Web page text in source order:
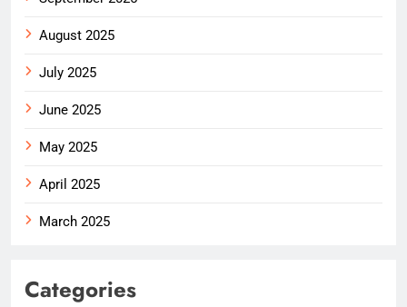
August 2025
July 2025
June 2025
May 2025
April 2025
March 2025
Categories